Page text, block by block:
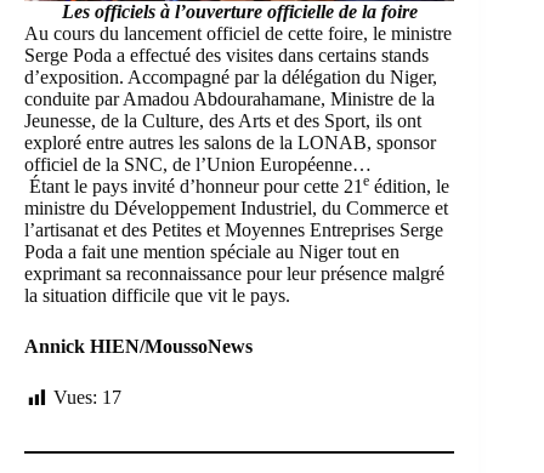
Les officiels à l’ouverture officielle de la foire
Au cours du lancement officiel de cette foire, le ministre
Serge Poda a effectué des visites dans certains stands
d’exposition. Accompagné par la délégation du Niger,
conduite par Amadou Abdourahamane, Ministre de la
Jeunesse, de la Culture, des Arts et des Sport, ils ont
exploré entre autres les salons de la LONAB, sponsor
officiel de la SNC, de l’Union Européenne…
Étant le pays invité d’honneur pour cette 21e édition, le
ministre du Développement Industriel, du Commerce et
l’artisanat et des Petites et Moyennes Entreprises Serge
Poda a fait une mention spéciale au Nigertout en
exprimant sa reconnaissance pour leur présence malgré
la situation difficile que vit le pays.
Annick HIEN/MoussoNews
Vues: 17